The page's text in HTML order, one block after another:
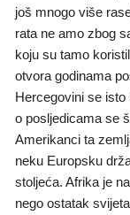
još mnogo više
rata ne amo zbog
koju su tamo
otvora godinama
Hercegovini se
o posljedicama se
Amerikanci ta
neku Europsku
stoljeća. Afrika je
nego ostatak